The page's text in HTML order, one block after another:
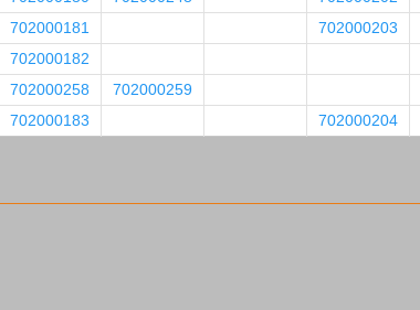
702000181
702000203
702000182
702000258
702000259
702000183 702000204